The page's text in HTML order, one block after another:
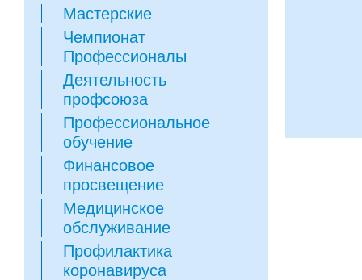
Мастерские
Чемпионат
Профессионалы
Деятельность
профсоюза
Профессиональное
обучение
Финансовое
просвещение
Медицинское
обслуживание
Профилактика
коронавируса